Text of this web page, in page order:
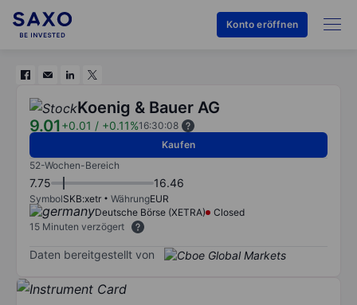
Konto eröffnen
Koenig & Bauer AG
9.01+0.01 / +0.11%16:30:08
Kaufen
52-Wochen-Bereich
7.75 16.46
SymbolSKB:xetr WährungEUR
Deutsche Börse (XETRA)
Closed
15 Minuten verzögert
Daten bereitgestellt von